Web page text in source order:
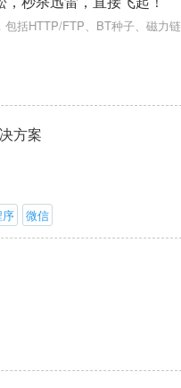
括HTTP/FTP、BT种子、磁力链
方案
微信